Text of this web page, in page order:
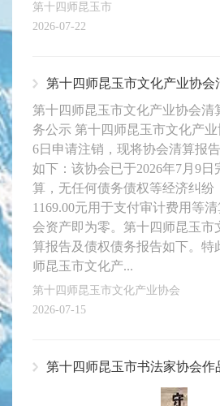
第十四师昆玉市
2026-07-22
第十四师昆玉市文化产业协会清
务公示 第十四师昆玉市文化产业
6日申请注销，现将协会清算报
如下：该协会已于2026年7月9日
算，无任何债务债权等经济纠纷
1169.00元用于支付审计费用等
会资产即为零。第十四师昆玉市
算报告及债权债务报告如下。特
师昆玉市文化产...
第十四师昆玉市文化产业协会
2026-07-15